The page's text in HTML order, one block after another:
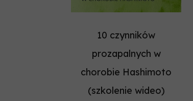
10 czynników
prozapalnych w
chorobie Hashimoto
(szkolenie wideo)